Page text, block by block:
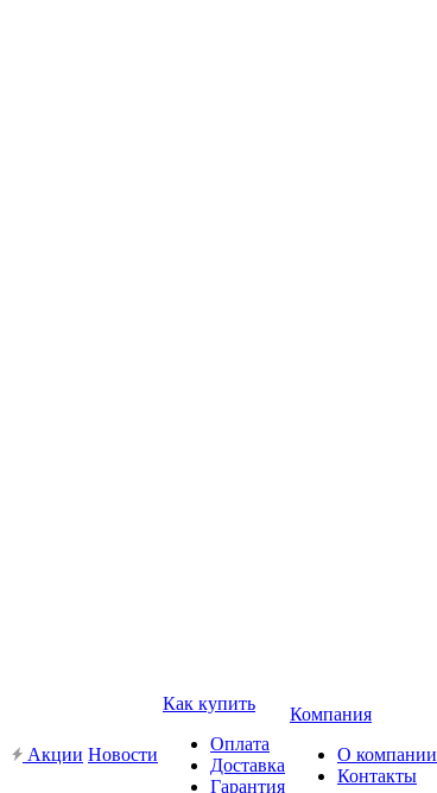
Акции Новости
Как купить
Оплата
Доставка
Гарантия
Компания
О компании
Контакты